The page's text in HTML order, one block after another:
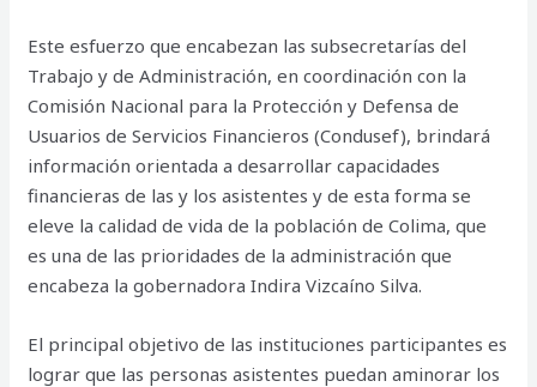
Este esfuerzo que encabezan las subsecretarías del
Trabajo y de Administración, en coordinación con la
Comisión Nacional para la Protección y Defensa de
Usuarios de Servicios Financieros (Condusef), brindará
información orientada a desarrollar capacidades
financieras de las y los asistentes y de esta forma se
eleve la calidad de vida de la población de Colima, que
es una de las prioridades de la administración que
encabeza la gobernadora Indira Vizcaíno Silva.
El principal objetivo de las instituciones participantes es
lograr que las personas asistentes puedan aminorar los